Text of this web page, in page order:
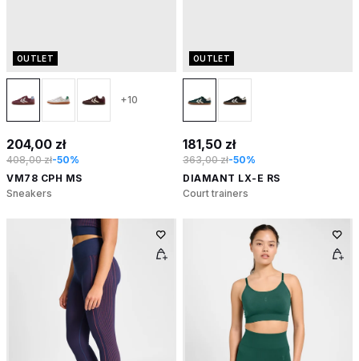
OUTLET
+10
204,00 zł
408,00 zł-50%
VM78 CPH MS
Sneakers
OUTLET
181,50 zł
363,00 zł-50%
DIAMANT LX-E RS
Court trainers